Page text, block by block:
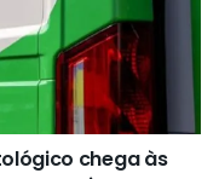
chega às